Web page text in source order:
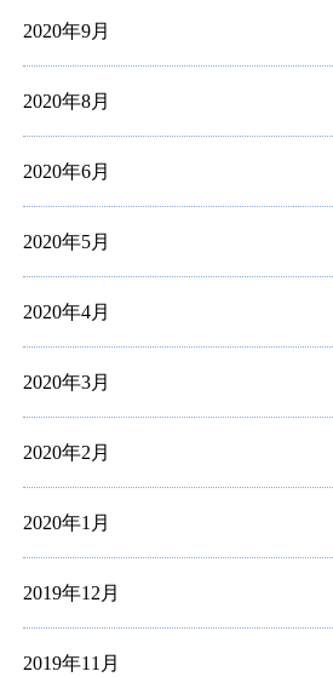
2020年9月
2020年8月
2020年6月
2020年5月
2020年4月
2020年3月
2020年2月
2020年1月
2019年12月
2019年11月